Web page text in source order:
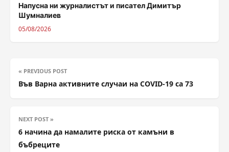
Напусна ни журналистът и писател Димитър
Шумналиев
05/08/2026
« PREVIOUS POST
Във Варна активните случаи на COVID-19 са 73
NEXT POST »
6 начина да намалите риска от камъни в
бъбреците